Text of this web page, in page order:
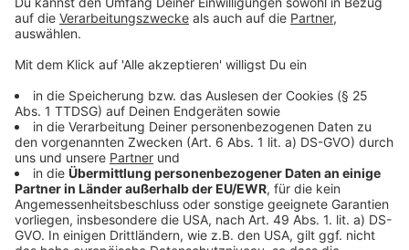
Anzeige
Weitere Infos und Links zum Thema
Anzeige
So funktioniert die digitale Eheanmeldung Schritt für
Schritt
26.06.26 ist beliebtes Heiratsdatum